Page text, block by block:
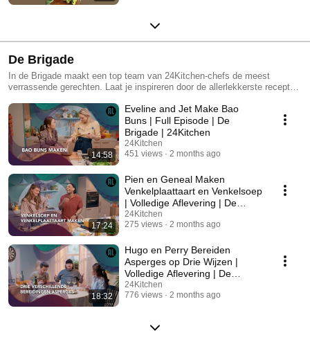
De Brigade
In de Brigade maakt een top team van 24Kitchen-chefs de meest
verrassende gerechten. Laat je inspireren door de allerlekkerste recepten
Brigade schuif je iedere dag aan bij een nieuw 24Kitchen-duo die je de
meest verrassende gerechten laat zien. Het ene recept is perfect voor
een doordeweekse dag en het andere weer ideaal om mee uit te pakken
wanneer jij mensen over de vloer hebt. Natuurlijk mogen de geheime
keukenhacks en de beste serveertips niet ontbreken. De 24Kitchen-
brigade bestaat uit 6 chefs. De oude bekende chefs als Perry de Man,
Hugo Kennis, Pien Wekking en Geneal Harreman keren terug en worden
vergezeld door twee nieuwe gezichten: Eveline Wu en Jet van
Nieuwkerk. Samen duiken ze de keuken in om hun liefde voor koken met
elkaar en met jou te delen.
14:58
Eveline and Jet Make Bao
Buns | Full Episode | De
Brigade | 24Kitchen
24Kitchen
451 views
2 months ago
17:24
Pien en Geneal Maken
Venkelplaattaart en Venkelsoep
| Volledige Aflevering | De
Brigade | 24Kitchen
24Kitchen
275 views
2 months ago
18:32
Hugo en Perry Bereiden
Asperges op Drie Wijzen |
Volledige Aflevering | De
Brigade | 24Kitchen
24Kitchen
776 views
2 months ago